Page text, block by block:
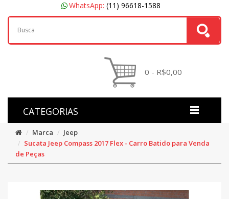
WhatsApp: (11) 96618-1588
0 - R$0,00
CATEGORIAS
Marca
Jeep
Sucata Jeep Compass 2017 Flex - Carro Batido para Venda
de Peças